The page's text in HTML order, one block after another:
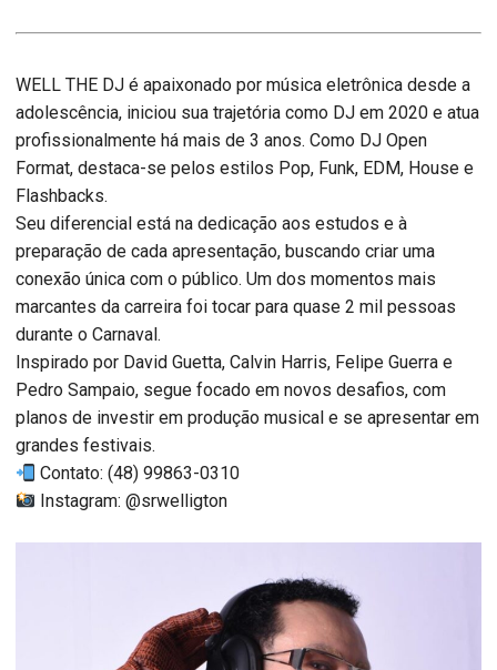
WELL THE DJ é apaixonado por música eletrônica desde a
adolescência, iniciou sua trajetória como DJ em 2020 e atua
profissionalmente há mais de 3 anos. Como DJ Open
Format, destaca-se pelos estilos Pop, Funk, EDM, House e
Flashbacks.
Seu diferencial está na dedicação aos estudos e à
preparação de cada apresentação, buscando criar uma
conexão única com o público. Um dos momentos mais
marcantes da carreira foi tocar para quase 2 mil pessoas
durante o Carnaval.
Inspirado por David Guetta, Calvin Harris, Felipe Guerra e
Pedro Sampaio, segue focado em novos desafios, com
planos de investir em produção musical e se apresentar em
grandes festivais.
Contato: (48) 99863-0310
Instagram: @srwelligton